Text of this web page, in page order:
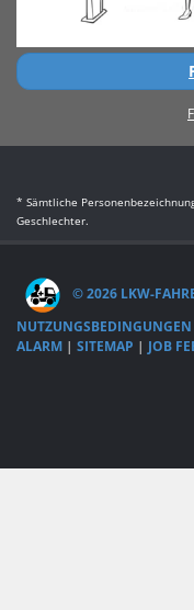
* Sämtliche
Geschlechter.
© 2026 LKW-
NUTZUNGSBEDINGUNGEN
ALARM | SITEMAP | JOB